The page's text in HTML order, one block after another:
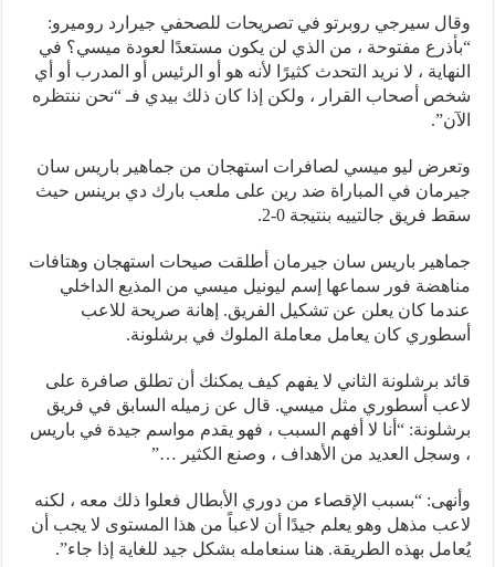
وقال سيرجي روبرتو في تصريحات للصحفي جيرارد روميرو:
“بأذرع مفتوحة ، من الذي لن يكون مستعدًا لعودة ميسي؟ في
النهاية ، لا نريد التحدث كثيرًا لأنه هو أو الرئيس أو المدرب أو أي
شخص أصحاب القرار ، ولكن إذا كان ذلك بيدي فـ “نحن ننتظره
الآن”.
وتعرض ليو ميسي لصافرات استهجان من جماهير باريس سان
جيرمان في المباراة ضد رين على ملعب بارك دي برينس حيث
سقط فريق جالتييه بنتيجة 0-2.
جماهير باريس سان جيرمان أطلقت صيحات استهجان وهتافات
مناهضة فور سماعها إسم ليونيل ميسي من المذيع الداخلي
عندما كان يعلن عن تشكيل الفريق. إهانة صريحة للاعب
أسطوري كان يعامل معاملة الملوك في برشلونة.
قائد برشلونة الثاني لا يفهم كيف يمكنك أن تطلق صافرة على
لاعب أسطوري مثل ميسي. قال عن زميله السابق في فريق
برشلونة: “أنا لا أفهم السبب ، فهو يقدم مواسم جيدة في باريس
، وسجل العديد من الأهداف ، وصنع الكثير …”
وأنهى: “بسبب الإقصاء من دوري الأبطال فعلوا ذلك معه ، لكنه
لاعب مذهل وهو يعلم جيدًا أن لاعباً من هذا المستوى لا يجب أن
يُعامل بهذه الطريقة. هنا سنعامله بشكل جيد للغاية إذا جاء”.